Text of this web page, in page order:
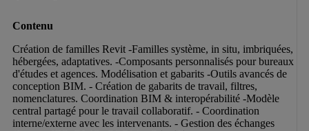
Contenu
Création de familles Revit -Familles système, in situ, imbriquées,
hébergées, adaptatives. -Composants personnalisés pour bureaux
d'études et agences. Modélisation et gabarits -Outils avancés de
conception BIM. - Création de gabarits de travail, filtres,
nomenclatures. Coordination BIM & interopérabilité -Modèle
central partagé pour le travail collaboratif. - Coordination
interne/externe avec les intervenants. - Gestion des échanges